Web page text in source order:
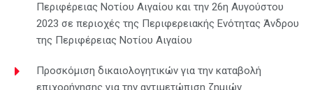
Περιφέρειας Νοτίου Αιγαίου και την 26η Αυγούστου
2023 σε περιοχές της Περιφερειακής Ενότητας Άνδρου
της Περιφέρειας Νοτίου Αιγαίου
Προσκόμιση δικαιολογητικών για την καταβολή
επιχορήγησης για την αντιμετώπιση ζημιών